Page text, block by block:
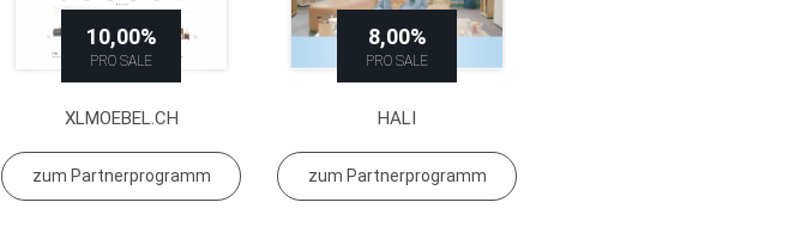
10,00%
PRO SALE
XLMOEBEL.CH
zum Partnerprogramm
8,00%
PRO SALE
HALI
zum Partnerprogramm